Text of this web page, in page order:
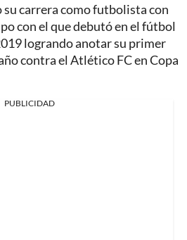
carrera como futbolista con
con el que debutó en el fútbol
logrando anotar su primer
contra el Atlético FC en Copa
PUBLICIDAD